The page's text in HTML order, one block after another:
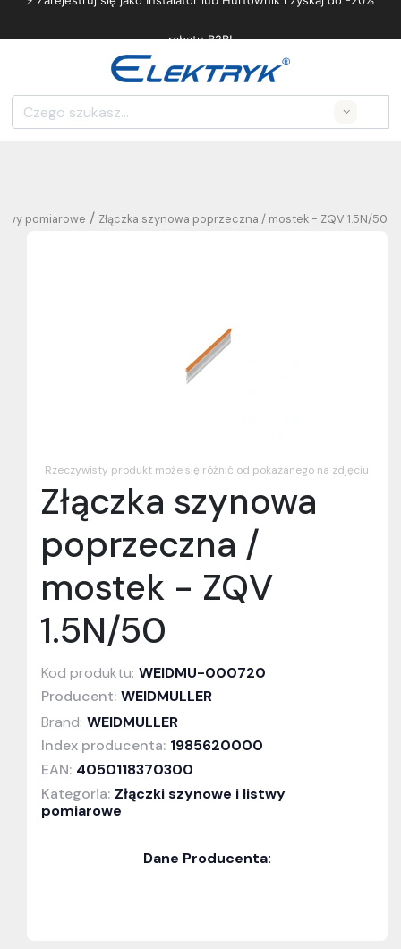
rabatu B2B!
Złączka szynowa poprzeczna / mostek - ZQV 1.5N/50
/
pomiarowe
Rzeczywisty produkt może się różnić od pokazanego na zdjęciu
Złączka szynowa
poprzeczna /
mostek - ZQV
1.5N/50
Kod produktu: WEIDMU-000720
Producent: WEIDMULLER
Brand: WEIDMULLER
Index producenta: 1985620000
EAN: 4050118370300
Kategoria: Złączki szynowe i listwy
pomiarowe
Dane Producenta: